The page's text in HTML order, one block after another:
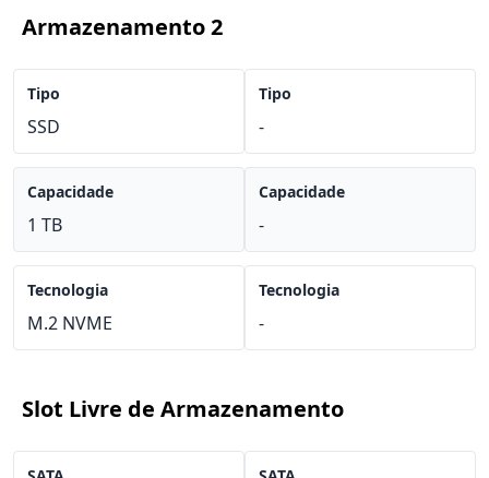
Armazenamento 2
Tipo
SSD
Capacidade
1 TB
Tecnologia
M.2 NVME
Tipo
-
Capacidade
-
Tecnologia
-
Slot Livre de Armazenamento